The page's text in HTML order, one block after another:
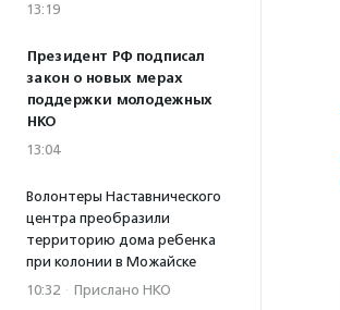
13:19
Президент РФ подписал
закон о новых мерах
поддержки молодежных
НКО
13:04
Волонтеры Наставнического
центра преобразили
территорию дома ребенка
при колонии в Можайске
10:32 · Прислано НКО